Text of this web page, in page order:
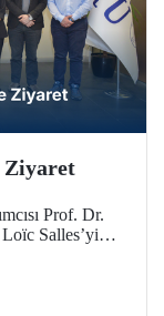
Ziyaret
Prof. Dr.
Salles’yi